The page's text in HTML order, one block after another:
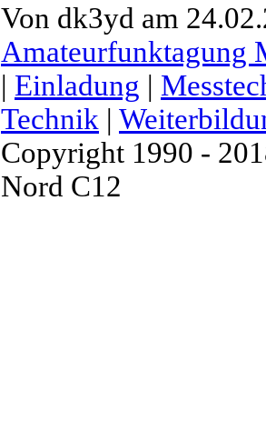
Von dk3yd am
Amateurfunktagung
| Einladung |
Technik |
Copyright 1990 -
Nord C12